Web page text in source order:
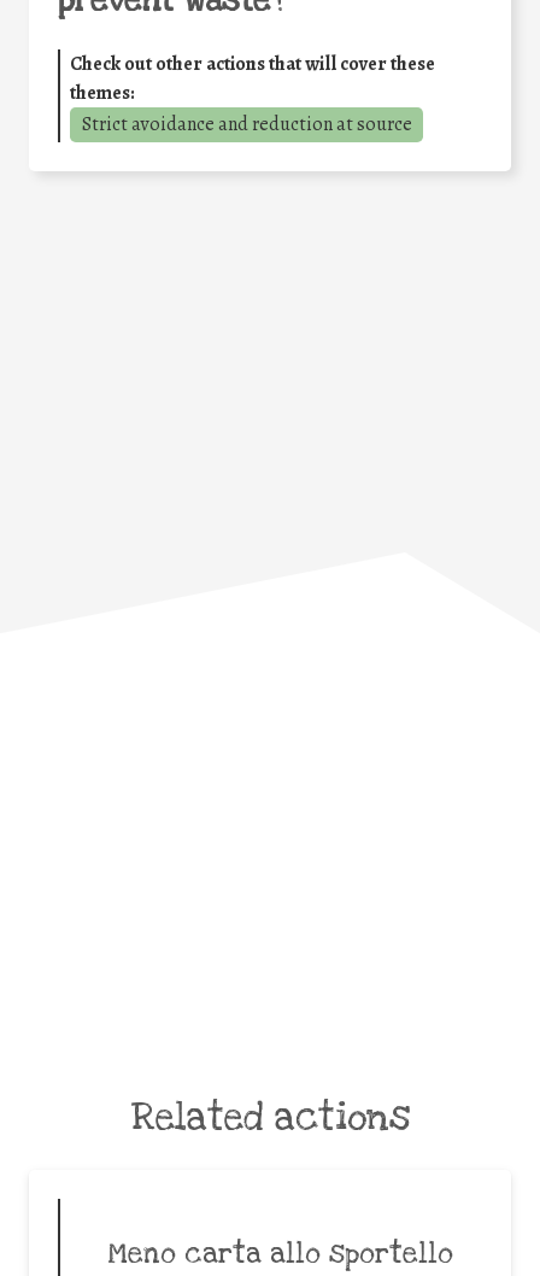
Check out other actions that will cover these
themes:
Strict avoidance and reduction at source
Related actions
Meno carta allo sportello